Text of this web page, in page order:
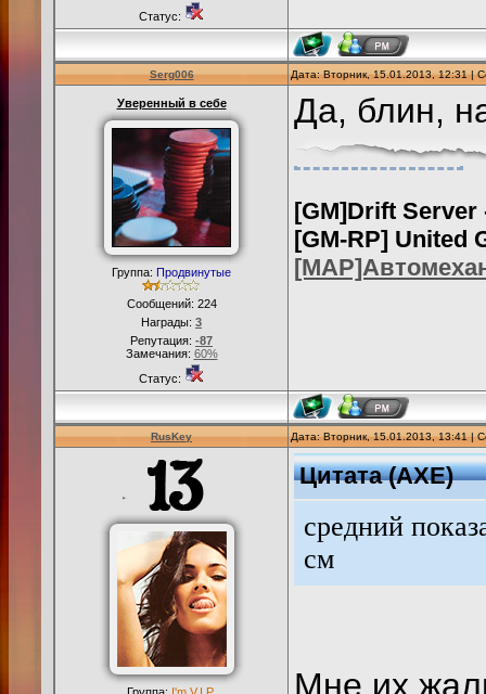
Статус:
Serg006 Дата: Вторник, 15.01.2013, 12:31 |
Уверенный в себе
Группа: Продвинутые
Сообщений: 224
Награды: 3
Репутация: -87
Замечания: 60%
Статус:
Да, блин,
[GM]Drift Server
[GM-RP] United
RusKey Дата: Вторник, 15.01.2013, 13:41 |
Цитата(AXE)
средний
см
Мне их